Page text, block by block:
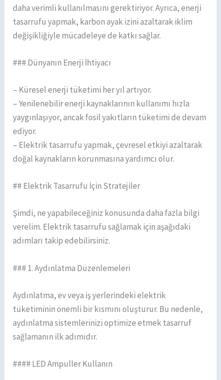
daha verimli kullanılmasını gerektiriyor. Ayrıca, enerji
tasarrufu yapmak, karbon ayak izini azaltarak iklim
değişikliğiyle mücadeleye de katkı sağlar.
### Dünyanın Enerji İhtiyacı
– Küresel enerji tüketimi her yıl artıyor.
– Yenilenebilir enerji kaynaklarının kullanımı hızla
yaygınlaşıyor, ancak fosil yakıtların tüketimi de devam
ediyor.
– Elektrik tasarrufu yapmak, çevresel etkiyi azaltarak
doğal kaynakların korunmasına yardımcı olur.
## Elektrik Tasarrufu İçin Stratejiler
Şimdi, ne yapabileceğiniz konusunda daha fazla bilgi
verelim. Elektrik tasarrufu sağlamak için aşağıdaki
adımları takip edebilirsiniz.
### 1. Aydınlatma Düzenlemeleri
Aydınlatma, ev veya iş yerlerindeki elektrik
tüketiminin önemli bir kısmını oluşturur. Bu nedenle,
aydınlatma sistemlerinizi optimize etmek tasarruf
sağlamanın ilk adımıdır.
#### LED Ampuller Kullanın